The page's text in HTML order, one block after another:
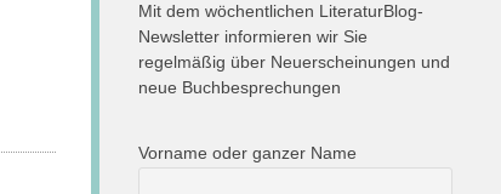
Mit dem wöchentlichen LiteraturBlog-
Newsletter informieren wir Sie
regelmäßig über Neuerscheinungen und
neue Buchbesprechungen
Vorname oder ganzer Name